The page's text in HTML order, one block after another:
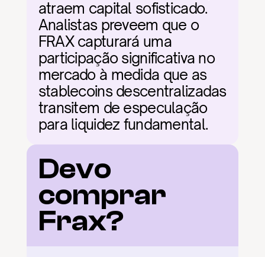
atraem capital sofisticado.
Analistas preveem que o
FRAX capturará uma
participação significativa no
mercado à medida que as
stablecoins descentralizadas
transitem de especulação
para liquidez fundamental.
Devo
comprar
Frax?